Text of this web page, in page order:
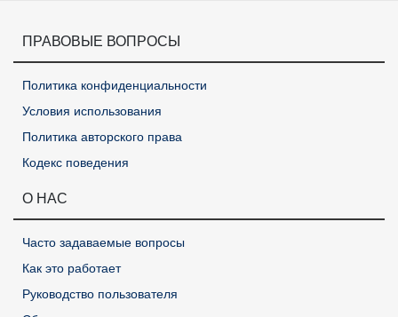
ПРАВОВЫЕ ВОПРОСЫ
Политика конфиденциальности
Условия использования
Политика авторского права
Кодекс поведения
О НАС
Часто задаваемые вопросы
Как это работает
Руководство пользователя